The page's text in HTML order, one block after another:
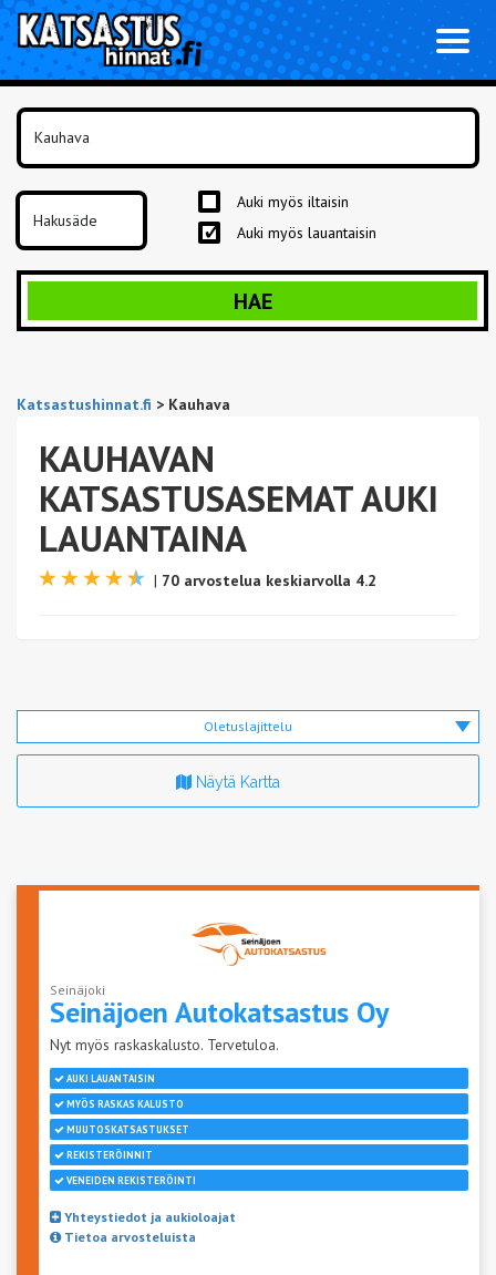
Auki myös iltaisin
Auki myös lauantaisin
HAE
Katsastushinnat.fi > Kauhava
KAUHAVAN
KATSASTUSASEMAT AUKI
LAUANTAINA
| 70 arvostelua keskiarvolla 4.2
Oletuslajittelu
Näytä Kartta
Seinäjoki
Seinäjoen Autokatsastus Oy
Nyt myös raskaskalusto. Tervetuloa.
AUKI LAUANTAISIN
MYÖS RASKAS KALUSTO
MUUTOSKATSASTUKSET
REKISTERÖINNIT
VENEIDEN REKISTERÖINTI
Yhteystiedot ja aukioloajat
Tietoa arvosteluista